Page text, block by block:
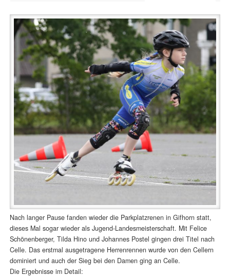
Nach langer Pause fanden wieder die Parkplatzrenen in Gifhorn statt,
dieses Mal sogar wieder als Jugend-Landesmeisterschaft. Mit Felice
Schönenberger, Tilda Hino und Johannes Postel gingen drei Titel nach
Celle. Das erstmal ausgetragene Herrenrennen wurde von den Cellern
dominiert und auch der Sieg bei den Damen ging an Celle.
Die Ergebnisse im Detail: